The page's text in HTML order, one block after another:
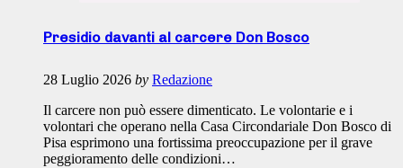
Presidio davanti al carcere Don Bosco
28 Luglio 2026 by Redazione
Il carcere non può essere dimenticato. Le volontarie e i
volontari che operano nella Casa Circondariale Don Bosco di
Pisa esprimono una fortissima preoccupazione per il grave
peggioramento delle condizioni…